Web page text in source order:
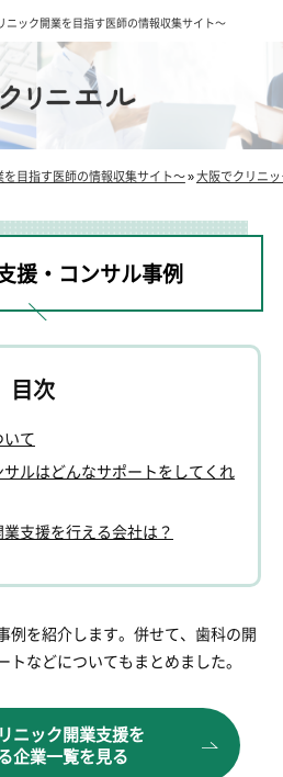
ニック開業を目指す医師の情報収集サイト～
目指す医師の情報収集サイト～»大阪でクリニ
援・コンサル事例
て
ルはどんなサポートをしてくれ
支援を行える会社は？
例を紹介します。併せて、歯科の開
などについてもまとめました。
ニック開業支援を
企業一覧を見る